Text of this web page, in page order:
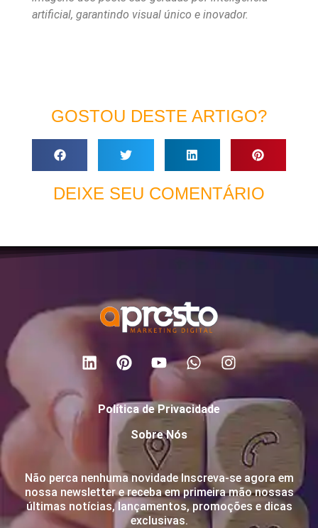
artificial, garantindo visual único e inovador.
GOSTOU DESTE ARTIGO?
DEIXE SEU COMENTÁRIO
Política de Privacidade
Sobre Nós
Não perca nenhuma novidade Inscreva-se agora em
nossa newsletter e receba em primeira mão nossas
últimas notícias, lançamentos, promoções e dicas
exclusivas.